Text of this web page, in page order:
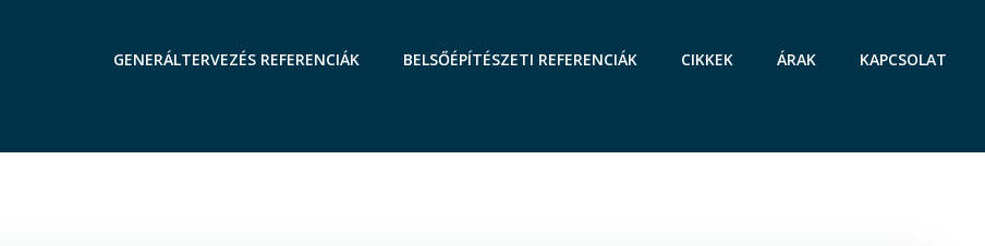
GENERÁLTERVEZÉS REFERENCIÁK BELSŐÉPÍTÉSZETI REFERENCIÁK CIKKEK ÁRAK KAPCSOLAT